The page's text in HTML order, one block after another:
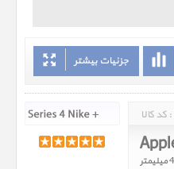
جزئیات بیشتر
کد کالا :